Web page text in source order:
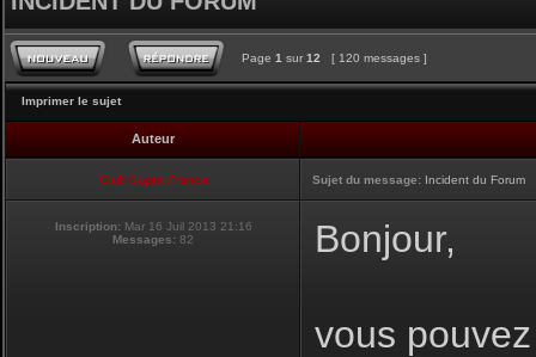
Page 1 sur 12 [ 120 messages ]
Imprimer le sujet
Auteur
Club Supra France Sujet du message: Incident du Forum
Inscription: Mar 16 Juil 2013 21:16
Messages: 82 Bonjour,
vous